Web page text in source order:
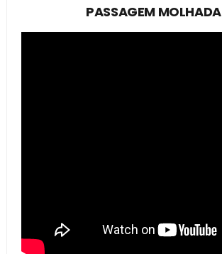
PASSAGEM MOLHADA